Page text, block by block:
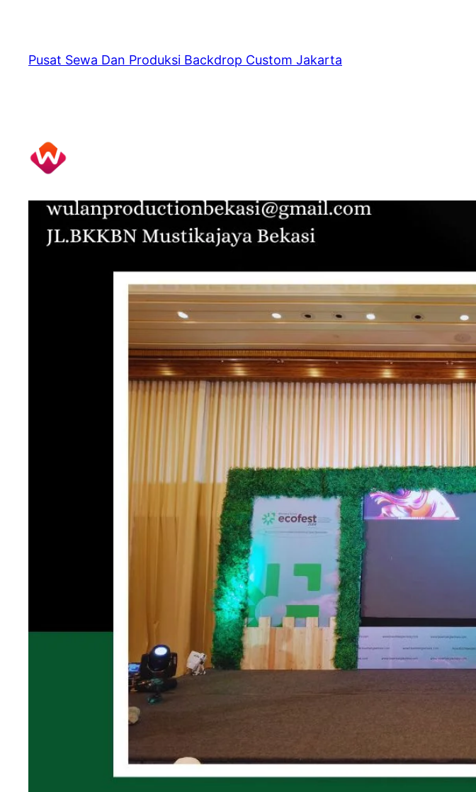
content
Pusat Sewa Dan Produksi Backdrop Custom Jakarta